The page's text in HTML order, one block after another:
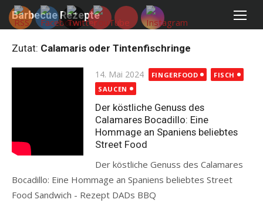
Skip
Barbecue Rezepte
Zutat: Calamaris oder Tintenfischringe
Posted
on
14. Mai 2024 FINGERFOOD
FISCH
SAUCEN
Der köstliche Genuss des
Calamares Bocadillo: Eine
Hommage an Spaniens beliebtes
Street Food
Der köstliche Genuss des Calamares
Bocadillo: Eine Hommage an Spaniens beliebtes Street
Food Sandwich - Rezept DADs BBQ